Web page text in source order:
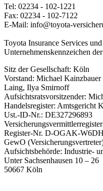
Tel: 02234 - 102-1221
Fax: 02234 - 102-7122
E-Mail: info@toyota-
Toyota Insurance Services
Unternehmenskennzeichen
Sitz der Gesellschaft: Köln
Vorstand: Michael
Laing, Ilya Smirnoff
Aufsichtsratsvorsitzender:
Handelsregister: Amtsgericht
Ust.-ID-Nr.: DE327296893
Register-Nr. D-OGAK-
GewO
Aufsichtsbehörde: Industrie-
Unter Sachsenhausen 10 – 26
50667 Köln